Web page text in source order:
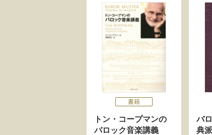
書籍
トン・コープマンの
バロック音楽講義
バ
典